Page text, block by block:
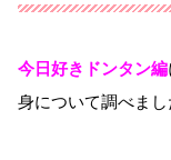
今日好きドンタン編
身について調べまし